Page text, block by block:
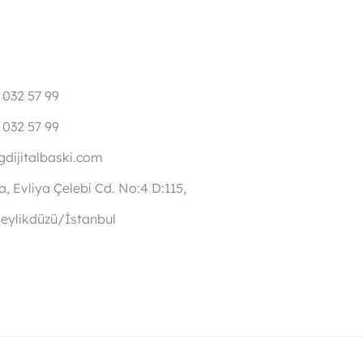
57 99
57 99
Evliya Çelebi Cd. No:4 D:115,
İstanbul